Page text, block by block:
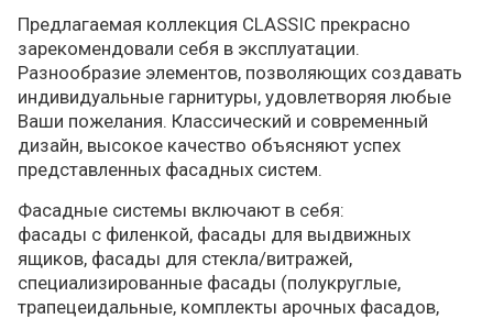
Предлагаемая коллекция CLASSIC прекрасно
зарекомендовали себя в эксплуатации.
Разнообразие элементов, позволяющих создавать
индивидуальные гарнитуры, удовлетворяя любые
Ваши пожелания. Классический и современный
дизайн, высокое качество объясняют успех
представленных фасадных систем.
Фасадные системы включают в себя:
фасады с филенкой, фасады для выдвижных
ящиков, фасады для стекла/витражей,
специализированные фасады (полукруглые,
трапецеидальные, комплекты арочных фасадов,